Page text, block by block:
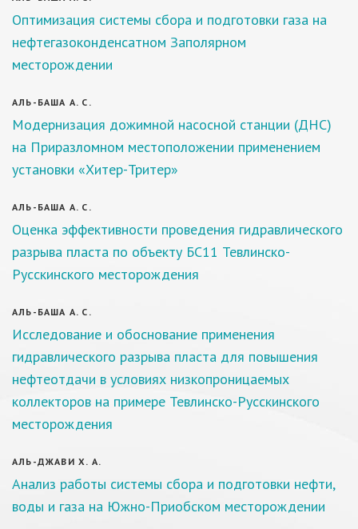
Оптимизация системы сбора и подготовки газа на
нефтегазоконденсатном Заполярном
месторождении
АЛЬ-БАША А. С.
Модернизация дожимной насосной станции (ДНС)
на Приразломном местоположении применением
установки «Хитер-Тритер»
АЛЬ-БАША А. С.
Оценка эффективности проведения гидравлического
разрыва пласта по объекту БС11 Тевлинско-
Русскинского месторождения
АЛЬ-БАША А. С.
Исследование и обоснование применения
гидравлического разрыва пласта для повышения
нефтеотдачи в условиях низкопроницаемых
коллекторов на примере Тевлинско-Русскинского
месторождения
АЛЬ-ДЖАВИ Х. А.
Анализ работы системы сбора и подготовки нефти,
воды и газа на Южно-Приобском месторождении